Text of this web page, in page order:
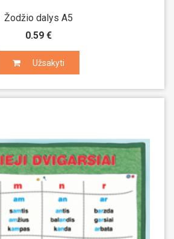
Žodžio dalys A5
0.59 €
Užsakyti
Užsakyti